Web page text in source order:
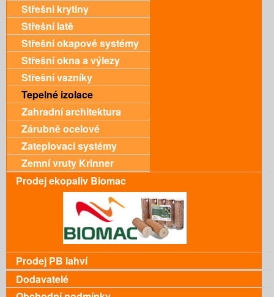
Střešní krytiny
Střešní latě
Střešní okapové systémy
Střešní okna a výlezy
Střešní vazníky
Tepelné izolace
Zahradní architektura
Zárubně ocelové
Zateplovací systémy
Zemní vruty Krinner
Prodej ekopaliv Biomac
Prodej PB lahví
Dodavatelé